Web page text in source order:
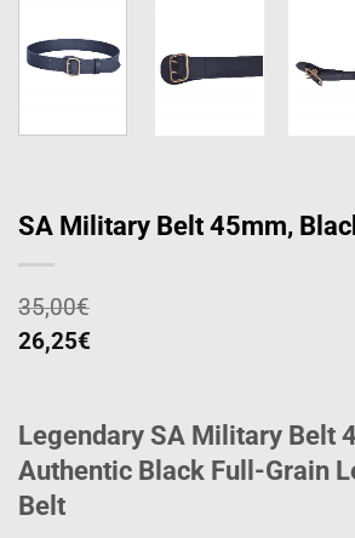
SA Military Belt 45mm,
35,00€
26,25€
Legendary SA Military Belt
Authentic Black Full-Grain
Belt